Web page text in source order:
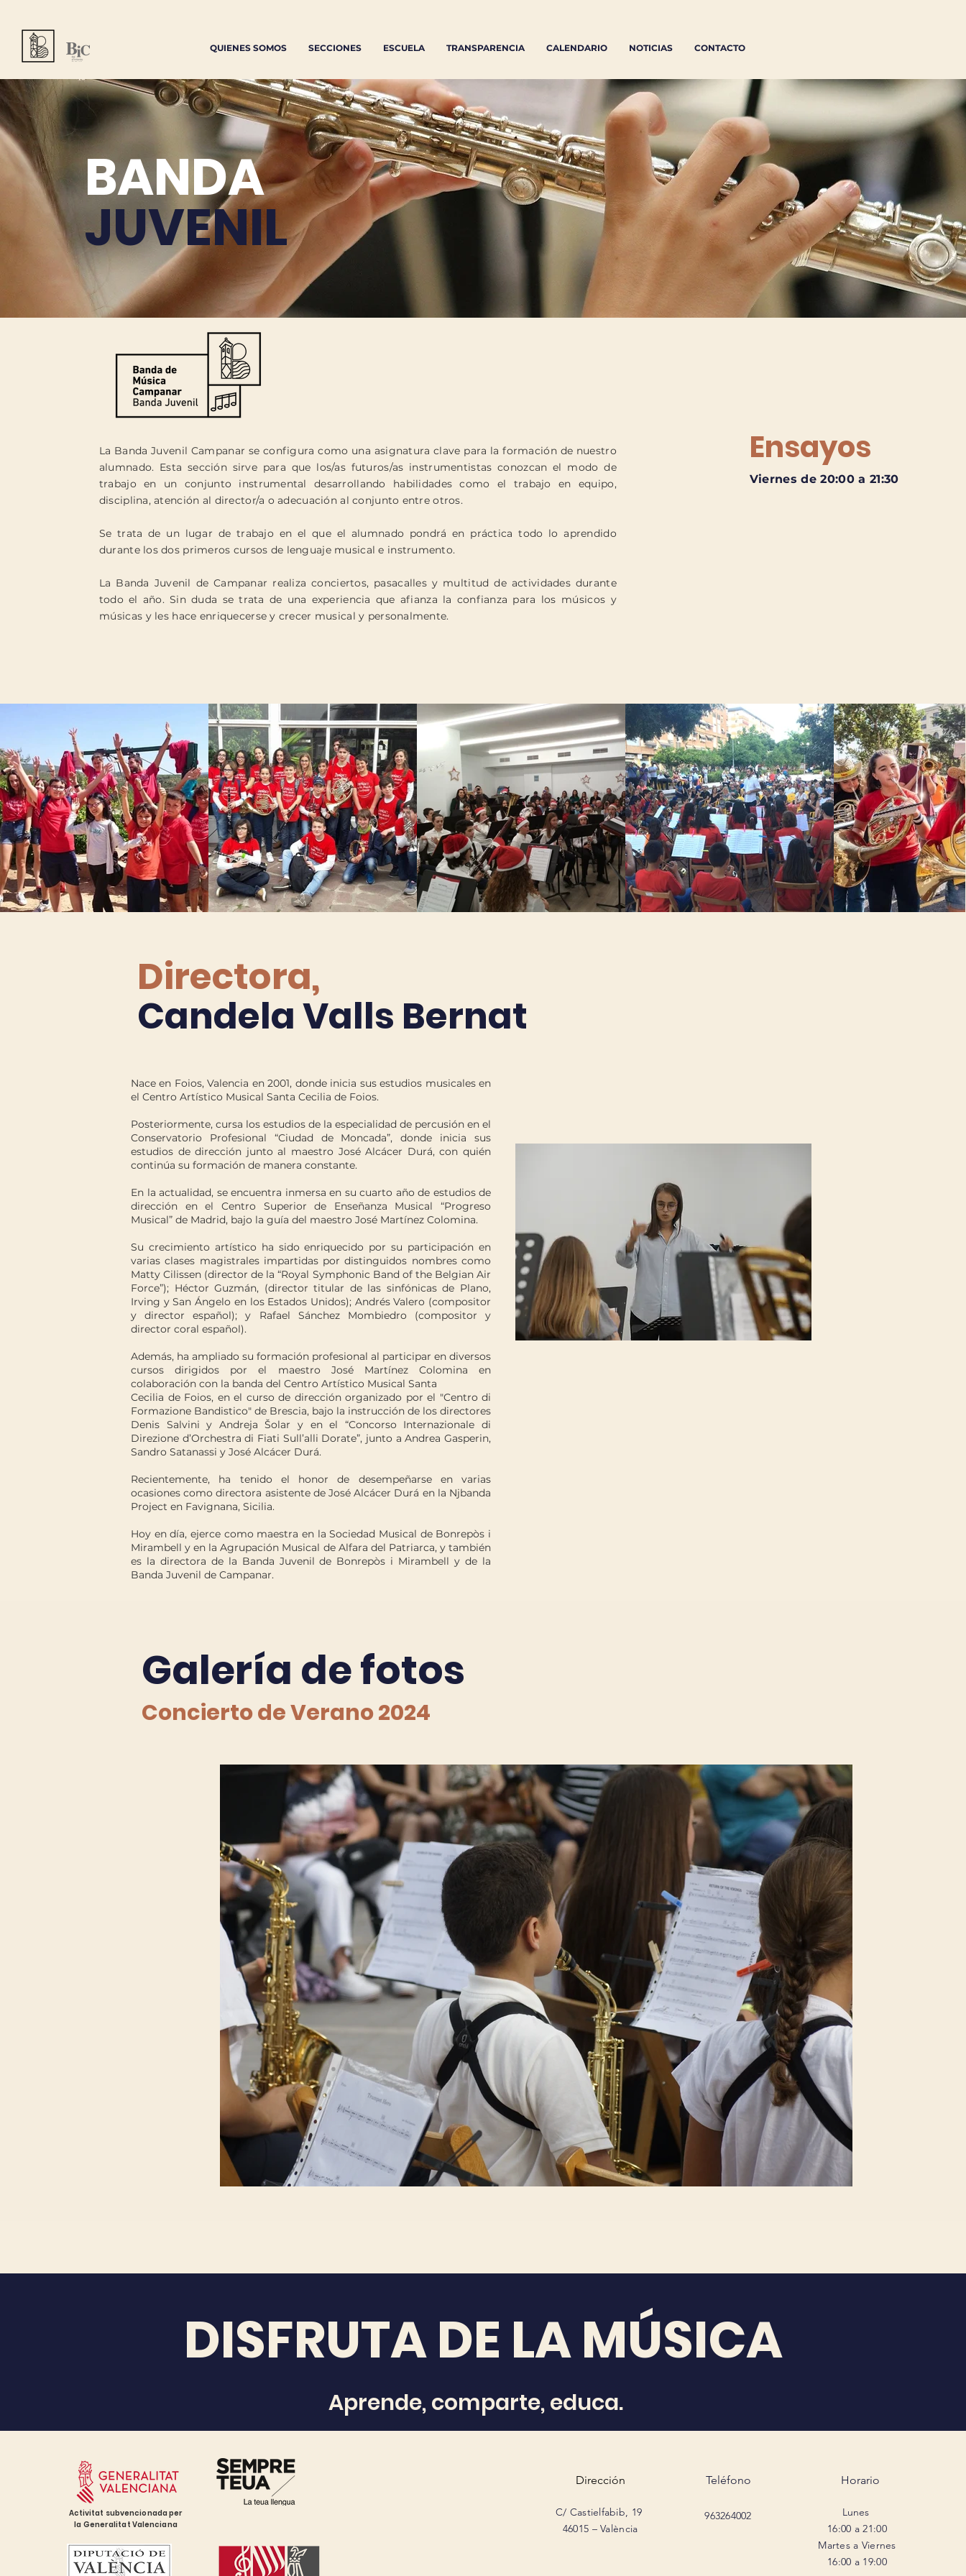
QUIENES SOMOS SECCIONES ESCUELA TRANSPARENCIA CALENDARIO NOTICIAS CONTACTO
BANDA
JUVENIL
La Banda Juvenil Campanar se configura como una asignatura clave para la formación de nuestro
alumnado. Esta sección sirve para que los/as futuros/as instrumentistas conozcan el modo de
trabajo en un conjunto instrumental desarrollando habilidades como el trabajo en equipo,
disciplina, atención al director/a o adecuación al conjunto entre otros.
Se trata de un lugar de trabajo en el que el alumnado pondrá en práctica todo lo aprendido
durante los dos primeros cursos de lenguaje musical e instrumento.
La Banda Juvenil de Campanar realiza conciertos, pasacalles y multitud de actividades durante
todo el año. Sin duda se trata de una experiencia que afianza la confianza para los músicos y
músicas y les hace enriquecerse y crecer musical y personalmente.
Ensayos
Viernes de 20:00 a 21:30
Directora,
Candela Valls Bernat
Nace en Foios, Valencia en 2001, donde inicia sus estudios musicales en
el Centro Artístico Musical Santa Cecilia de Foios.
Posteriormente, cursa los estudios de la especialidad de percusión en el
Conservatorio Profesional “Ciudad de Moncada”, donde inicia sus
estudios de dirección junto al maestro José Alcácer Durá, con quién
continúa su formación de manera constante.
En la actualidad, se encuentra inmersa en su cuarto año de estudios de
dirección en el Centro Superior de Enseñanza Musical “Progreso
Musical” de Madrid, bajo la guía del maestro José Martínez Colomina.
Su crecimiento artístico ha sido enriquecido por su participación en
varias clases magistrales impartidas por distinguidos nombres como
Matty Cilissen (director de la “Royal Symphonic Band of the Belgian Air
Force”); Héctor Guzmán, (director titular de las sinfónicas de Plano,
Irving y San Ángelo en los Estados Unidos); Andrés Valero (compositor
y director español); y Rafael Sánchez Mombiedro (compositor y
director coral español).
Además, ha ampliado su formación profesional al participar en diversos
cursos dirigidos por el maestro José Martínez Colomina en
colaboración con la banda del Centro Artístico Musical Santa
Cecilia de Foios, en el curso de dirección organizado por el "Centro di
Formazione Bandistico" de Brescia, bajo la instrucción de los directores
Denis Salvini y Andreja Šolar y en el “Concorso Internazionale di
Direzione d’Orchestra di Fiati Sull’alli Dorate”, junto a Andrea Gasperin,
Sandro Satanassi y José Alcácer Durá.
Recientemente, ha tenido el honor de desempeñarse en varias
ocasiones como directora asistente de José Alcácer Durá en la Njbanda
Project en Favignana, Sicilia.
Hoy en día, ejerce como maestra en la Sociedad Musical de Bonrepòs i
Mirambell y en la Agrupación Musical de Alfara del Patriarca, y también
es la directora de la Banda Juvenil de Bonrepòs i Mirambell y de la
Banda Juvenil de Campanar.
Galería de fotos
Concierto de Verano 2024
DISFRUTA DE LA MÚSICA
Aprende, comparte, educa.
Activitat subvencionada per
la Generalitat Valenciana
Dirección
C/ Castielfabib, 19
46015 – València
Teléfono
963264002
Horario
Lunes
16:00 a 21:00
Martes a Viernes
16:00 a 19:00